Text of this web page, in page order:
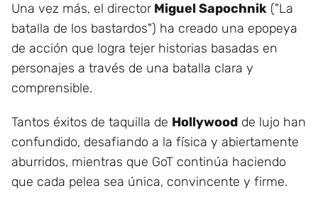
Una vez más, el director Miguel Sapochnik ("La
batalla de los bastardos") ha creado una epopeya
de acción que logra tejer historias basadas en
personajes a través de una batalla clara y
comprensible.
Tantos éxitos de taquilla de Hollywood de lujo han
confundido, desafiando a la física y abiertamente
aburridos, mientras que GoT continúa haciendo
que cada pelea sea única, convincente y firme.